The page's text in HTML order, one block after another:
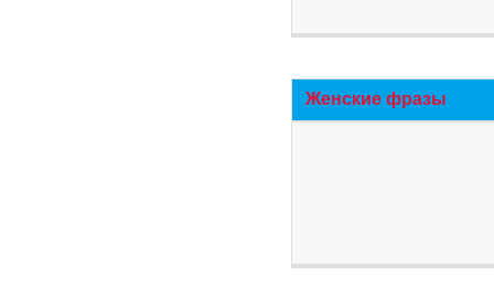
Женские фразы